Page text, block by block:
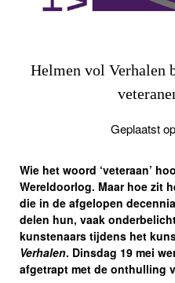
Helmen vol Verhalen
Geplaatst
Wie het woord ‘veteraan’
Wereldoorlog. Maar hoe zit
die in de afgelopen
delen hun, vaak
kunstenaars tijdens het
Verhalen. Dinsdag 19 mei
afgetrapt met de onthulling